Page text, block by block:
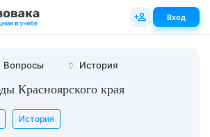
Вопросы 🏺 История
Красноярского края
История
Вход